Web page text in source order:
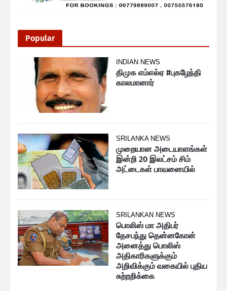
Popular
INDIAN NEWS
திமுக எம்எல்ஏ #புகழேந்தி
காலமானார்
SRILANKA NEWS
முறையான அடையாளங்கள்
இன்றி 20 இலட்சம் சிம்
அட்டைகள் பாவனையில்
SRILANKAN NEWS
பொலிஸ் மா அதிபர்
தேசபந்து தென்னகோன்
அனைத்து பொலிஸ்
அதிகாரிகளுக்கும்
அறிவிக்கும் வகையில் புதிய
சுற்றறிக்கை